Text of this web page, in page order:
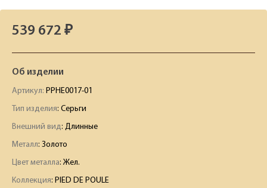
539 672 ₽
Об изделии
Артикул: PPHE0017-01
Тип изделия: Серьги
Внешний вид: Длинные
Металл: Золото
Цвет металла: Жел.
Коллекция: PIED DE POULE